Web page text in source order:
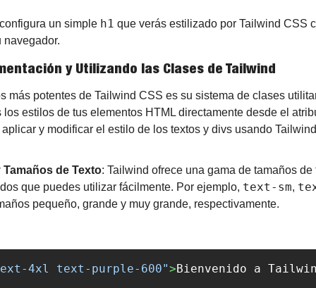
un simple h1 que verás estilizado por Tailwind CSS
navegador.
y Utilizando las Clases de Tailwind
más potentes de Tailwind CSS es su sistema de clases
los estilos de tus elementos HTML directamente desde el
y modificar el estilo de los textos y divs usando
de Texto: Tailwind ofrece una gama de tamaños de
que puedes utilizar fácilmente. Por ejemplo, text-sm,
pequeño, grande y muy grande, respectivamente.
4xl text-purple-600">Bienvenido a